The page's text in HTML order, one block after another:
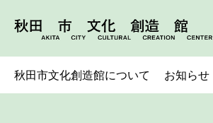
秋田市文化創造館について お知らせ